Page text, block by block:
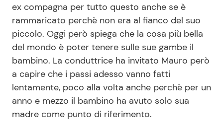
ex compagna per tutto questo anche se è
rammaricato perchè non era al fianco del suo
piccolo. Oggi però spiega che la cosa più bella
del mondo è poter tenere sulle sue gambe il
bambino. La conduttrice ha invitato Mauro però
a capire che i passi adesso vanno fatti
lentamente, poco alla volta anche perchè per un
anno e mezzo il bambino ha avuto solo sua
madre come punto di riferimento.